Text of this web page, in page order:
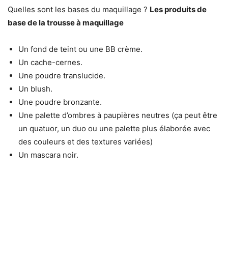
Quelles sont les bases du maquillage ? Les produits de
basede la trousse à maquillage
Un fond de teint ou une BB crème.
Un cache-cernes.
Une poudre translucide.
Un blush.
Une poudre bronzante.
Une palette d’ombres à paupières neutres (ça peut être
un quatuor, un duo ou une palette plus élaborée avec
des couleurs et des textures variées)
Un mascara noir.